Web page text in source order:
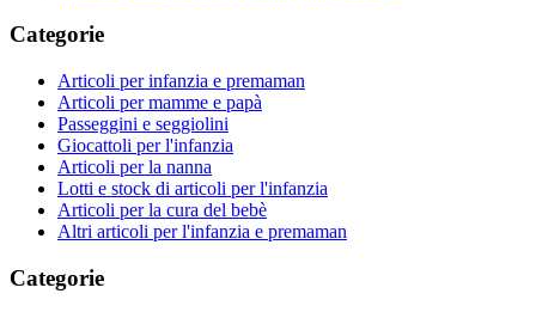
Categorie
Articoli per infanzia e premaman
Articoli per mamme e papà
Passeggini e seggiolini
Giocattoli per l'infanzia
Articoli per la nanna
Lotti e stock di articoli per l'infanzia
Articoli per la cura del bebè
Altri articoli per l'infanzia e premaman
Categorie